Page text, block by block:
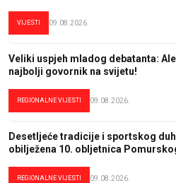
VIJESTI 09.08.2026.
Veliki uspjeh mladog debatanta:
najbolji govornik na svijetu!
REGIONALNE VIJESTI 09.08.2026.
Desetljeće tradicije i sportskog
obilježena 10. obljetnica
REGIONALNE VIJESTI 09.08.2026.